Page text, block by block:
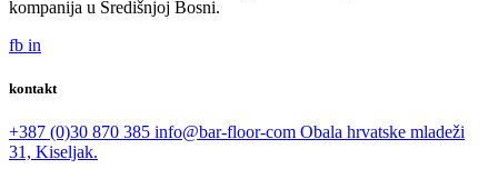
kompanija u Središnjoj Bosni.
fb in
kontakt
+387 (0)30 870 385 info@bar-floor-com Obala hrvatske mladeži
31, Kiseljak.